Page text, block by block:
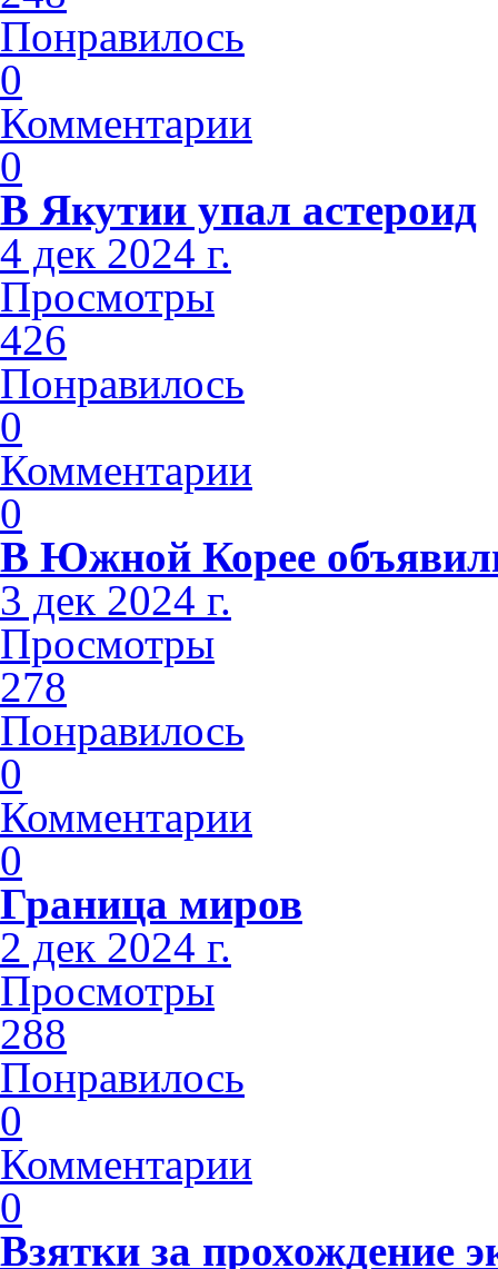
Понравилось
0
Комментарии
0
В Якутии упал астероид
4 дек 2024 г.
Просмотры
426
Понравилось
0
Комментарии
0
В Южной Корее
3 дек 2024 г.
Просмотры
278
Понравилось
0
Комментарии
0
Граница миров
2 дек 2024 г.
Просмотры
288
Понравилось
0
Комментарии
0
Взятки за прохождение